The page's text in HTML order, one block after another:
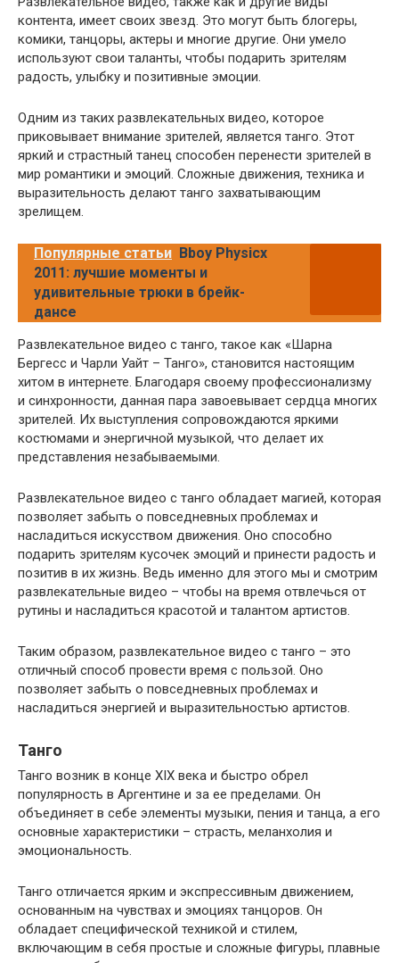
контента, имеет своих звезд. Это могут быть блогеры,
комики, танцоры, актеры и многие другие. Они умело
используют свои таланты, чтобы подарить зрителям
радость, улыбку и позитивные эмоции.
Одним из таких развлекательных видео, которое
приковывает внимание зрителей, является танго. Этот
яркий и страстный танец способен перенести зрителей в
мир романтики и эмоций. Сложные движения, техника и
выразительность делают танго захватывающим
зрелищем.
Популярные статьи Bboy Physicx
2011: лучшие моменты и
удивительные трюки в брейк-
дансе
Развлекательное видео с танго, такое как «Шарна
Бергесс и Чарли Уайт – Танго», становится настоящим
хитом в интернете. Благодаря своему профессионализму
и синхронности, данная пара завоевывает сердца многих
зрителей. Их выступления сопровождаются яркими
костюмами и энергичной музыкой, что делает их
представления незабываемыми.
Развлекательное видео с танго обладает магией, которая
позволяет забыть о повседневных проблемах и
насладиться искусством движения. Оно способно
подарить зрителям кусочек эмоций и принести радость и
позитив в их жизнь. Ведь именно для этого мы и смотрим
развлекательные видео – чтобы на время отвлечься от
рутины и насладиться красотой и талантом артистов.
Таким образом, развлекательное видео с танго – это
отличный способ провести время с пользой. Оно
позволяет забыть о повседневных проблемах и
насладиться энергией и выразительностью артистов.
Танго
Танго возник в конце XIX века и быстро обрел
популярность в Аргентине и за ее пределами. Он
объединяет в себе элементы музыки, пения и танца, а его
основные характеристики – страсть, меланхолия и
эмоциональность.
Танго отличается ярким и экспрессивным движением,
основанным на чувствах и эмоциях танцоров. Он
обладает специфической техникой и стилем,
включающим в себя простые и сложные фигуры, плавные